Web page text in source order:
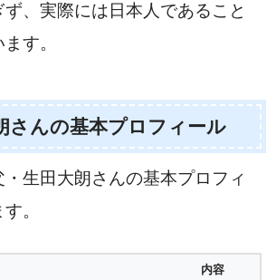
ず、実際には日本人であること
す。
さんの基本プロフィール
・生田大朗さんの基本プロフィ
。
内容